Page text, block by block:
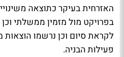
האזרחית בעיקר כתוצאה
בפרויקט מול מזמין ממשלתי וכן
לקראת סיום וכן נרשמו
פעילות הבניה.